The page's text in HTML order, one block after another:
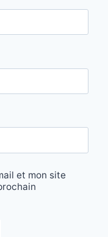
et mon site